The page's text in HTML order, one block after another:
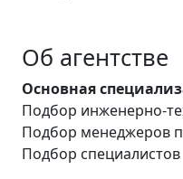
Об агентстве
Основная
Подбор инженерно-
Подбор менеджеров
Подбор специалистов